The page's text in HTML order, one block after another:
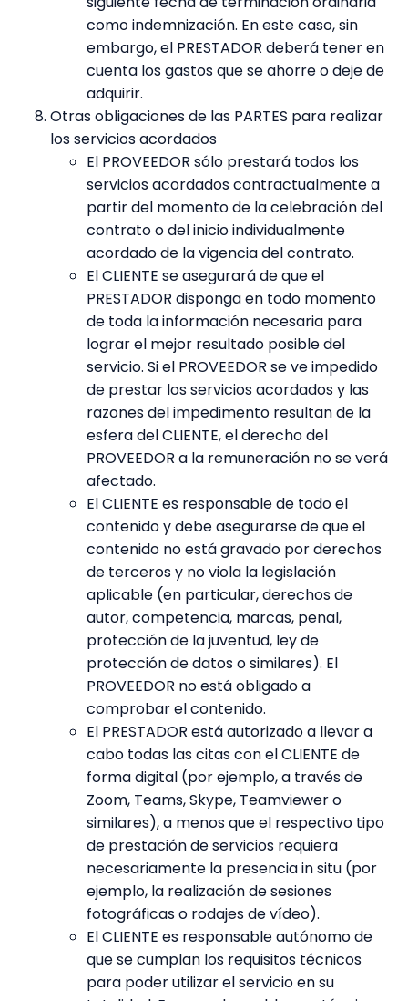
como indemnización. En este caso, sin
embargo, el PRESTADOR deberá tener en
cuenta los gastos que se ahorre o deje de
adquirir.
Otras obligaciones de las PARTES para realizar
los servicios acordados
El PROVEEDOR sólo prestará todos los
servicios acordados contractualmente a
partir del momento de la celebración del
contrato o del inicio individualmente
acordado de la vigencia del contrato.
El CLIENTE se asegurará de que el
PRESTADOR disponga en todo momento
de toda la información necesaria para
lograr el mejor resultado posible del
servicio. Si el PROVEEDOR se ve impedido
de prestar los servicios acordados y las
razones del impedimento resultan de la
esfera del CLIENTE, el derecho del
PROVEEDOR a la remuneración no se verá
afectado.
El CLIENTE es responsable de todo el
contenido y debe asegurarse de que el
contenido no está gravado por derechos
de terceros y no viola la legislación
aplicable (en particular, derechos de
autor, competencia, marcas, penal,
protección de la juventud, ley de
protección de datos o similares). El
PROVEEDOR no está obligado a
comprobar el contenido.
El PRESTADOR está autorizado a llevar a
cabo todas las citas con el CLIENTE de
forma digital (por ejemplo, a través de
Zoom, Teams, Skype, Teamviewer o
similares), a menos que el respectivo tipo
de prestación de servicios requiera
necesariamente la presencia in situ (por
ejemplo, la realización de sesiones
fotográficas o rodajes de vídeo).
El CLIENTE es responsable autónomo de
que se cumplan los requisitos técnicos
para poder utilizar el servicio en su